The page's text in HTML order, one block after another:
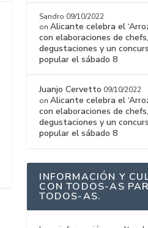
Sandro 09/10/2022
onAlicante celebra el
con elaboraciones de chefs,
degustaciones y un
popular el sábado 8
Juanjo Cervetto 09/10/2022
onAlicante celebra el
con elaboraciones de chefs,
degustaciones y un
popular el sábado 8
INFORMACIÓN Y
CON TODOS-AS
TODOS-AS.